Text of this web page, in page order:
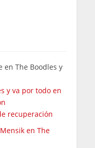
en The Boodles y
y va por todo en
recuperación
en The